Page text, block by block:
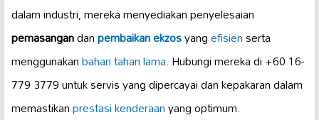
dalam industri, mereka menyediakan penyelesaian
pemasangandanpembaikan ekzosyangefisienserta
menggunakanbahan tahan lama. Hubungi mereka di +60 16-
779 3779 untuk servis yang dipercayai dan kepakaran dalam
memastikanprestasi kenderaanyang optimum.